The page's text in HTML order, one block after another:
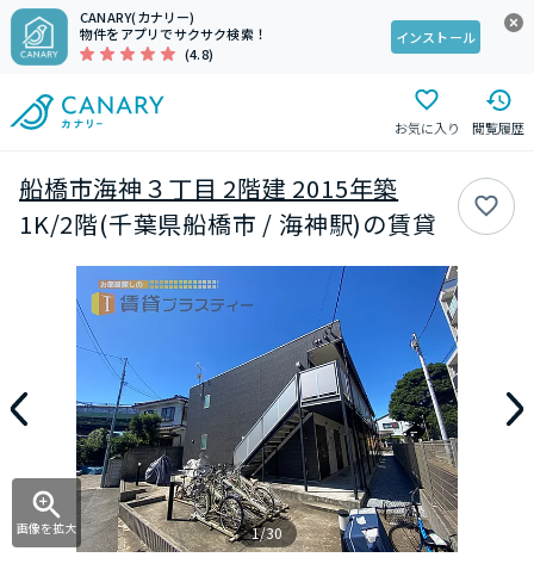
CANARY(カナリー)
物件をアプリでサクサク検索！
(4.8)
インストール
お気に入り 閲覧履歴
船橋市海神３丁目 2階建 2015年築
1K/2階(千葉県船橋市 / 海神駅)の賃貸
画像を拡大 1/30